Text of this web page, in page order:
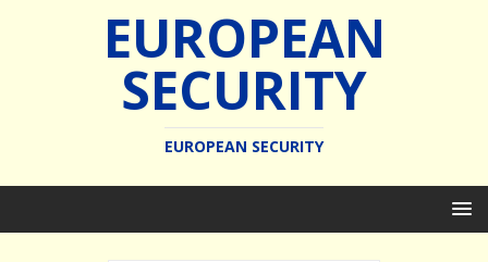
EUROPEAN
SECURITY
EUROPEAN SECURITY